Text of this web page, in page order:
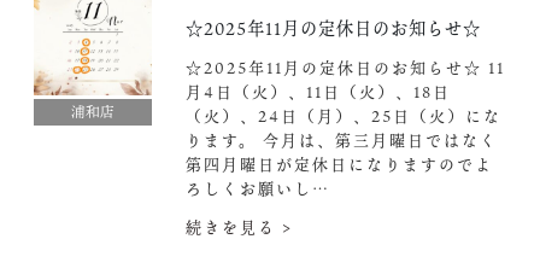
浦和店
☆2025年11月の定休日のお知らせ☆
☆2025年11月の定休日のお知らせ☆ 11
月4日（火）、11日（火）、18日
（火）、24日（月）、25日（火）にな
ります。 今月は、第三月曜日ではなく
第四月曜日が定休日になりますのでよ
ろしくお願いし…
続きを見る >